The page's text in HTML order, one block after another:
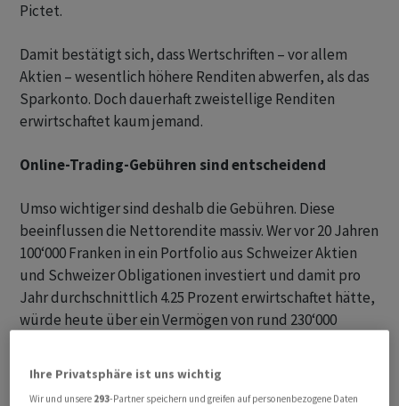
Pictet.
Damit bestätigt sich, dass Wertschriften – vor allem
Aktien – wesentlich höhere Renditen abwerfen, als das
Sparkonto. Doch dauerhaft zweistellige Renditen
erwirtschaftet kaum jemand.
Online-Trading-Gebühren sind entscheidend
Umso wichtiger sind deshalb die Gebühren. Diese
beeinflussen die Nettorendite massiv. Wer vor 20 Jahren
100‘000 Franken in ein Portfolio aus Schweizer Aktien
und Schweizer Obligationen investiert und damit pro
Jahr durchschnittlich 4.25 Prozent erwirtschaftet hätte,
würde heute über ein Vermögen von rund 230‘000
Gebühren angefallen. Ein Vergleich zeigt, wie diese den
Netto-Erfolg massiv drücken können:
Ihre Privatsphäre ist uns wichtig
Wir und unsere 293-Partner speichern und greifen auf personenbezogene Daten